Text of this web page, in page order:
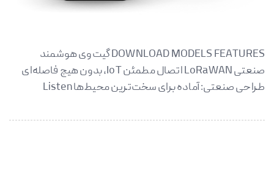
DOWNLOAD MODELS FEATURES گیت‌وی هوشمند
صنعتی LoRaWAN اتصال مطمئن IoT، بدون هیچ فاصله‌ای
طراحی صنعتی: آماده برای سخت‌ترین محیط‌ها Listen